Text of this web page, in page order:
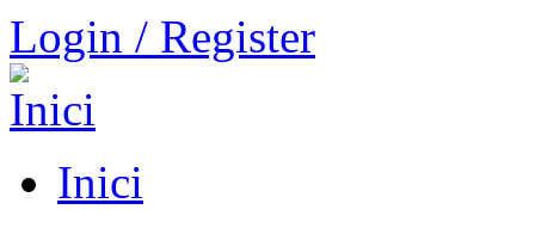
Login / Register
Inici